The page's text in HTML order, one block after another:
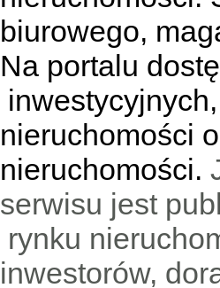
biurowego,
Na portalu
nieruchomości
nieruchomości.
serwisu jest
rynku
inwestorów,